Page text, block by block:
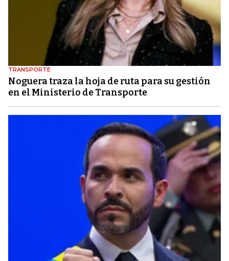
TRANSPORTE
Noguera traza la hoja de ruta para su gestión
en el Ministerio de Transporte